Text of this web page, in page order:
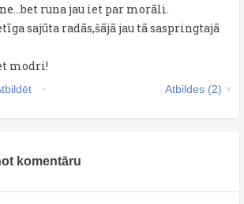
runa jau iet par morāli.
sajūta radās,šājā jau tā saspringtajā
modri!
Atbildes (2)
komentāru